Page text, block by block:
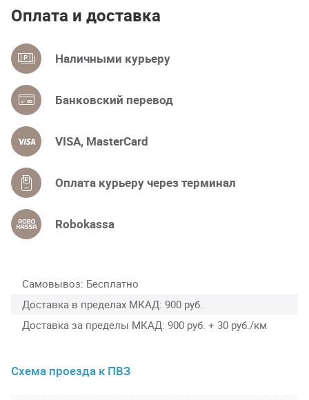
Оплата и доставка
Наличными курьеру
Банковский перевод
VISA, MasterCard
Оплата курьеру через терминал
Robokassa
Самовывоз Бесплатно
Доставка в пределах МКАД 900 руб.
Доставка за пределы МКАД 900 руб. + 30 руб./км
Схема проезда к ПВЗ